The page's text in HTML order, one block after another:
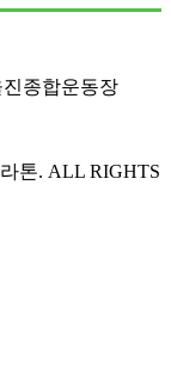
종합운동장
톤. ALL RIGHTS